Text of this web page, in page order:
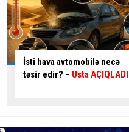
Ölümlə yadda qalan yolda
təhlükəli ötmə - Sürücüqəza